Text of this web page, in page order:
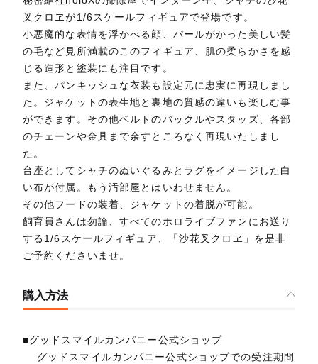
叉クロヱが1/6スケールフィギュアで登場です。
小悪魔的な表情を浮かべる顔、パールがかった美しい髪
の毛など見所満載のこのフィギュア、肌の柔らかさを感
じる造形と塗装にも注目です。
また、パンキッシュな衣装も設定元に忠実に再現しまし
た。ジャケットの表生地と裏地の質感の違いも楽しむ事
ができます。その他ベルトのバックルやスタッズ、各部
のチェーンや金具まで余すところなく再現いたしまし
た。
台座としてシャチのぬいぐるみとラグをイメージした白
い布が付属。もう汚部屋とはいわせません。
その他フードの装着、ジャケットの着脱が可能。
飼育員さんは勿論、すべてのホロライブファンにお送り
する1/6スケールフィギュア、「沙花叉クロヱ」を是非
ご予約くださいませ。
購入方法
■グッドスマイルカンパニー公式ショップ
グッドスマイルカンパニー公式ショップでの受注期間